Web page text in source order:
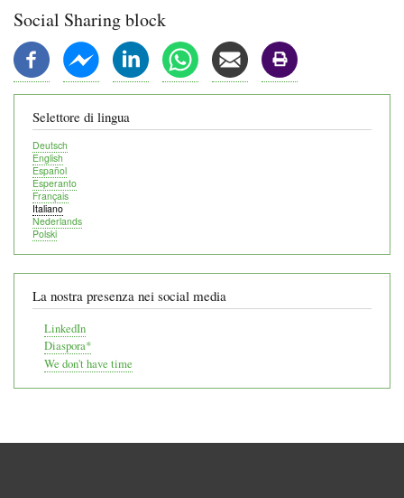
Social Sharing block
Selettore di lingua
Deutsch
English
Español
Esperanto
Français
Italiano
Nederlands
Polski
La nostra presenza nei social media
LinkedIn
Diaspora*
We don't have time